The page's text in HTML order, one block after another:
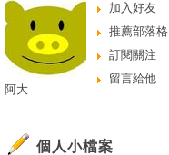
加入好友
推薦部落格
訂閱關注
留言給他
阿大
個人小檔案